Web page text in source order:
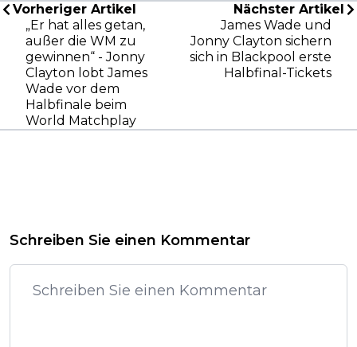
Vorheriger Artikel
„Er hat alles getan,
außer die WM zu
gewinnen“ - Jonny
Clayton lobt James
Wade vor dem
Halbfinale beim
World Matchplay
Nächster Artikel
James Wade und
Jonny Clayton sichern
sich in Blackpool erste
Halbfinal-Tickets
Schreiben Sie einen Kommentar